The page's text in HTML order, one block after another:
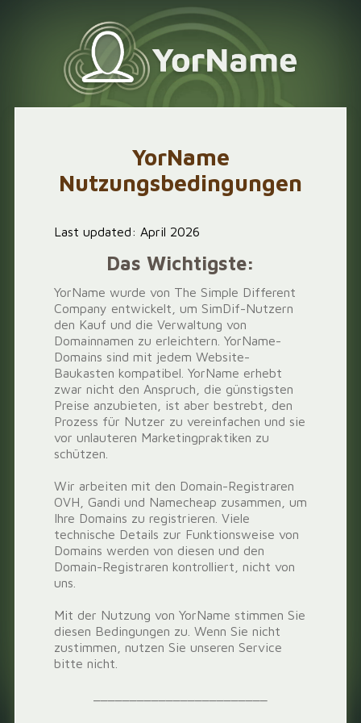
YorName
Nutzungsbedingungen
Last updated: April 2026
Das Wichtigste:
YorName wurde von The Simple Different
Company entwickelt, um SimDif-Nutzern
den Kauf und die Verwaltung von
Domainnamen zu erleichtern. YorName-
Domains sind mit jedem Website-
Baukasten kompatibel. YorName erhebt
zwar nicht den Anspruch, die günstigsten
Preise anzubieten, ist aber bestrebt, den
Prozess für Nutzer zu vereinfachen und sie
vor unlauteren Marketingpraktiken zu
schützen.
Wir arbeiten mit den Domain-Registraren
OVH, Gandi und Namecheap zusammen, um
Ihre Domains zu registrieren. Viele
technische Details zur Funktionsweise von
Domains werden von diesen und den
Domain-Registraren kontrolliert, nicht von
uns.
Mit der Nutzung von YorName stimmen Sie
diesen Bedingungen zu. Wenn Sie nicht
zustimmen, nutzen Sie unseren Service
bitte nicht.